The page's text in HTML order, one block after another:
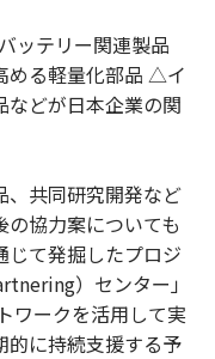
ッテリー関連製品
める軽量化部品 △イ
などが日本企業の関
、共同研究開発など
協力案についても
じて発掘したプロジ
）センター」
ワークを活用して実
的に持続支援する予